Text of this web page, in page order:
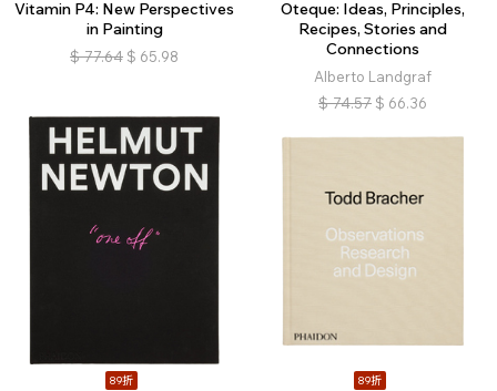
Vitamin P4: New Perspectives
in Painting
$ 77.64 $ 65.98
Oteque: Ideas, Principles,
Recipes, Stories and
Connections
Alberto Landgraf
$ 74.57 $ 66.36
89折 89折